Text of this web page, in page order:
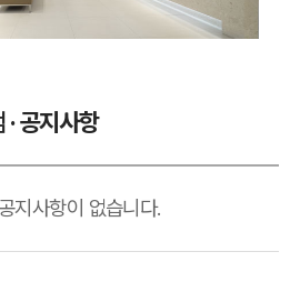
· 공지사항
지사항이 없습니다.